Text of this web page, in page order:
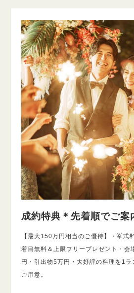
成約特典＊先着順でご案
【最大150万円相当のご優待】・挙式
着目無料＆上限フリープレゼント・会
円・引出物5万円・大好評の料理を1
ご用意。